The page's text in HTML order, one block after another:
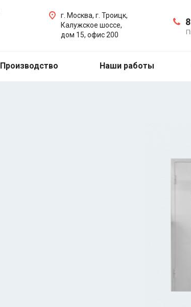
г. Москва, г. Троицк,
Калужское шоссе,
дом 15, офис 200
Производство Наши работы